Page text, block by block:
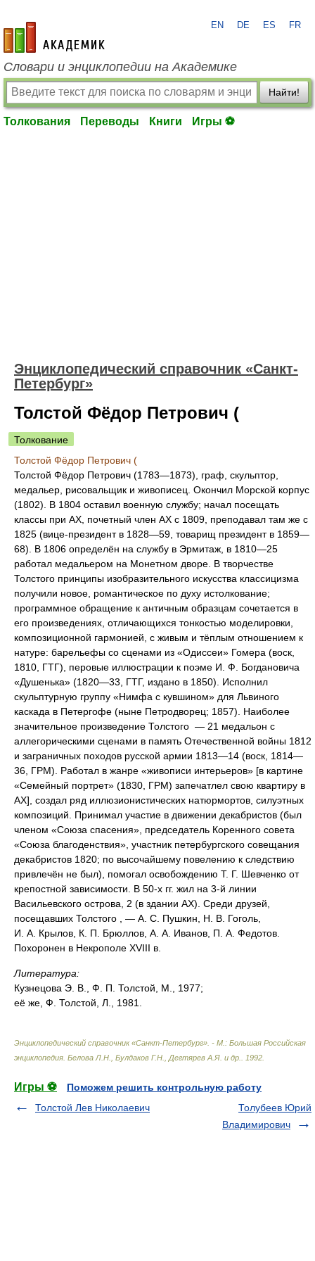
academic.ru
EN DE ES FR
Словари и энциклопедии на Академике
Найти!
Толкования Переводы Книги Игры ⚽
Энциклопедический справочник «Санкт-
Петербург»
Толстой Фёдор Петрович (
Толкование
Толстой Фёдор Петрович (
Толстой Фёдор Петрович (1783—1873), граф, скульптор,
медальер, рисовальщик и живописец. Окончил Морской корпус
(1802). В 1804 оставил военную службу; начал посещать
классы при АХ, почетный член АХ с 1809, преподавал там же с
1825 (вице-президент в 1828—59, товарищ президент в 1859—
68). В 1806 определён на службу в Эрмитаж, в 1810—25
работал медальером на Монетном дворе. В творчестве
Толстого принципы изобразительного искусства классицизма
получили новое, романтическое по духу истолкование;
программное обращение к античным образцам сочетается в
его произведениях, отличающихся тонкостью моделировки,
композиционной гармонией, с живым и тёплым отношением к
натуре: барельефы со сценами из «Одиссеи» Гомера (воск,
1810, ГТГ), перовые иллюстрации к поэме И. Ф. Богдановича
«Душенька» (1820—33, ГТГ, издано в 1850). Исполнил
скульптурную группу «Нимфа с кувшином» для Львиного
каскада в Петергофе (ныне Петродворец; 1857). Наиболее
значительное произведение Толстого — 21 медальон с
аллегорическими сценами в память Отечественной войны 1812
и заграничных походов русской армии 1813—14 (воск, 1814—
36, ГРМ). Работал в жанре «живописи интерьеров» [в картине
«Семейный портрет» (1830, ГРМ) запечатлел свою квартиру в
АХ], создал ряд иллюзионистических натюрмортов, силуэтных
композиций. Принимал участие в движении декабристов (был
членом «Союза спасения», председатель Коренного совета
«Союза благоденствия», участник петербургского совещания
декабристов 1820; по высочайшему повелению к следствию
привлечён не был), помогал освобождению Т. Г. Шевченко от
крепостной зависимости. В 50-х гг. жил на 3-й линии
Васильевского острова, 2 (в здании АХ). Среди друзей,
посещавших Толстого , — А. С. Пушкин, Н. В. Гоголь,
И. А. Крылов, К. П. Брюллов, А. А. Иванов, П. А. Федотов.
Похоронен в Некрополе XVIII в.
Литература:
Кузнецова Э. В., Ф. П. Толстой, М., 1977;
её же, Ф. Толстой, Л., 1981.
Энциклопедический справочник «Санкт-Петербург». - М.: Большая Российская
энциклопедия Белова Л.Н., Булдаков Г.Н., Дегтярев А.Я. и др. 1992
Игры ⚽
Поможем решить контрольную работу
Толстой Лев Николаевич
Толубеев Юрий
Владимирович